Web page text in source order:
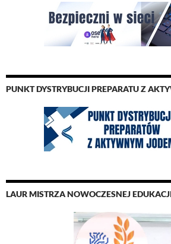
PUNKT DYSTRYBUCJI PREPARATU Z
LAUR MISTRZA NOWOCZESNEJ